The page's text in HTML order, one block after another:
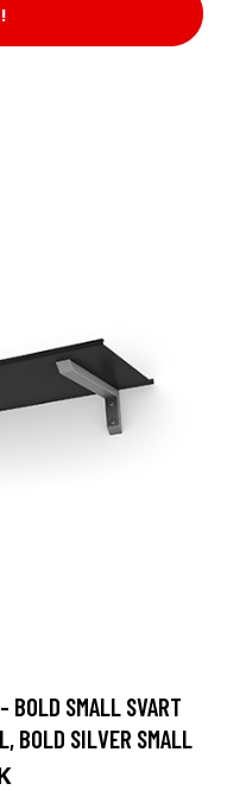
BOLD SMALL SVART
BOLD SILVER SMALL